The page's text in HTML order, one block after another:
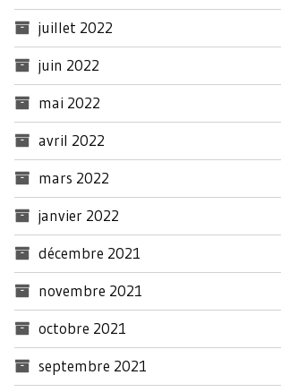
juillet 2022
juin 2022
mai 2022
avril 2022
mars 2022
janvier 2022
décembre 2021
novembre 2021
octobre 2021
septembre 2021